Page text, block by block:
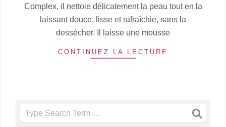
Complex, il nettoie délicatement la peau tout en la
laissant douce, lisse et rafraîchie, sans la
dessécher. Il laisse une mousse
CONTINUEZ LA LECTURE
Search